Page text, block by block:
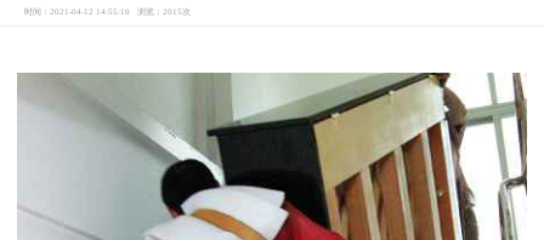
时间：2021-04-12 14:55:10 浏览：2015次